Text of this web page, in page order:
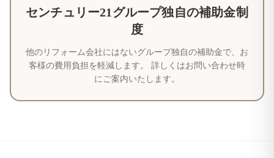
センチュリー21グループ独自の補助金制
度
他のリフォーム会社にはないグループ独自の補助金で、お
客様の費用負担を軽減します。 詳しくはお問い合わせ時
にご案内いたします。